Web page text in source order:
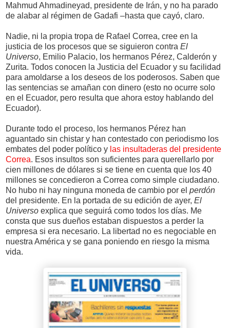
Mahmud Ahmadineyad, presidente de Irán, y no ha parado
de alabar al régimen de Gadafi –hasta que cayó, claro.
Nadie, ni la propia tropa de Rafael Correa, cree en la
justicia de los procesos que se siguieron contra El
Universo, Emilio Palacio, los hermanos Pérez, Calderón y
Zurita. Todos conocen la Justicia del Ecuador y su facilidad
para amoldarse a los deseos de los poderosos. Saben que
las sentencias se amañan con dinero (esto no ocurre solo
en el Ecuador, pero resulta que ahora estoy hablando del
Ecuador).
Durante todo el proceso, los hermanos Pérez han
aguantado sin chistar y han contestado con periodismo los
embates del poder político y las insultaderas del presidente
Correa. Esos insultos son suficientes para querellarlo por
cien millones de dólares si se tiene en cuenta que los 40
millones se concedieron a Correa como simple ciudadano.
No hubo ni hay ninguna moneda de cambio por el perdón
del presidente. En la portada de su edición de ayer, El
Universo explica que seguirá como todos los días. Me
consta que sus dueños estaban dispuestos a perder la
empresa si era necesario. La libertad no es negociable en
nuestra América y se gana poniendo en riesgo la misma
vida.